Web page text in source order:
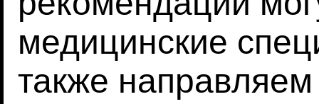
медицинские
также